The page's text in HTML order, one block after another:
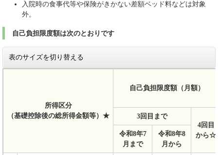
入院時の食事代等や保険がきかない差額ベッド料などは対象
外。
自己負担限度額は次のとおりです
表のサイズを切り替える
所得区分
（基礎控除後の総所得金額等）★
自己負担限度額（月額）
3回目まで
4回目
から☆
令和8年7
月まで
令和8年8
月から